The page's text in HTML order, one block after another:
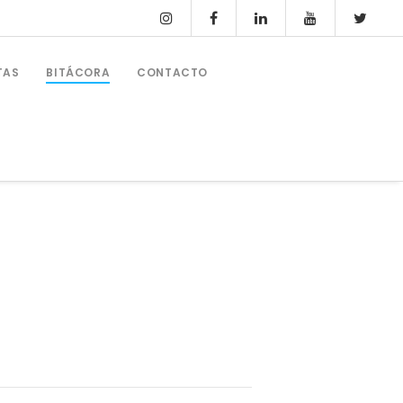
Patrón Profesional De Recreo (PPER)
BITÁCORA CONTACTO